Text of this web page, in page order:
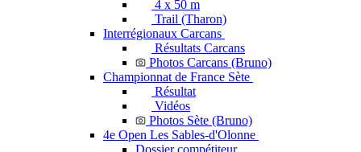
4 x 50 m
Trail (Tharon)
Interrégionaux Carcans
Résultats Carcans
Photos Carcans (Bruno)
Championnat de France Sète
Résultat
Vidéos
Photos Sète (Bruno)
4e Open Les Sables-d'Olonne
Dossier compétiteur